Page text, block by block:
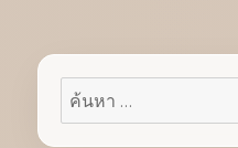
ค้นหา: